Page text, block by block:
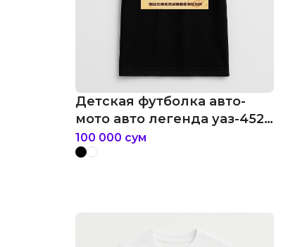
Детская футболка авто-
мото авто легенда уаз-452
буханка
100 000 сум